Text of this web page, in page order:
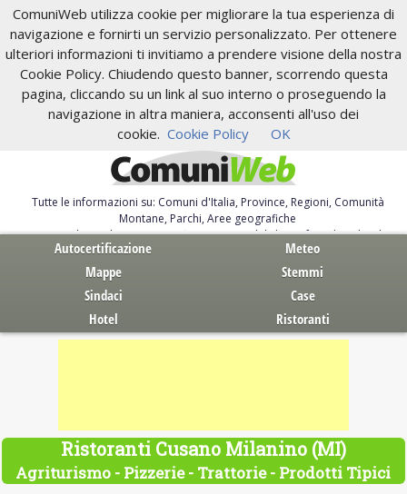
ComuniWeb utilizza cookie per migliorare la tua esperienza di
navigazione e fornirti un servizio personalizzato. Per ottenere
ulteriori informazioni ti invitiamo a prendere visione della nostra
Cookie Policy. Chiudendo questo banner, scorrendo questa
pagina, cliccando su un link al suo interno o proseguendo la
navigazione in altra maniera, acconsenti all'uso dei
cookie. Cookie Policy OK
Tutte le informazioni su: Comuni d'Italia, Province, Regioni, Comunità
Montane, Parchi, Aree geografiche
Servizi al Cittadino. Autocertificazione, moduli, leggi, free download
Autocertificazione
Meteo
Mappe
Stemmi
Sindaci
Case
Hotel
Ristoranti
Ristoranti Cusano Milanino (MI)
Agriturismo - Pizzerie - Trattorie - Prodotti Tipici